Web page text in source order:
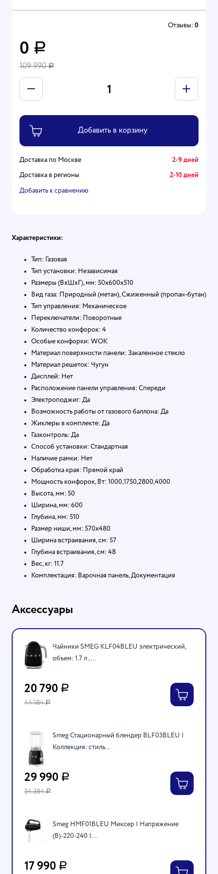
Отзывы: 0
0 Р
109 990Р
Доставка по Москве 2-9 дней
Доставка в регионы 2-10 дней
Добавить к сравнению
Характеристики:
Тип: Газовая
Тип установки: Независимая
Размеры (ВхШхГ), мм: 50х600х510
Вид газа: Природный (метан), Сжиженный (пропан-бутан)
Тип управления: Механическое
Переключатели: Поворотные
Количество конфорок: 4
Особые конфорки: WOK
Материал поверхности панели: Закаленное стекло
Материал решеток: Чугун
Дисплей: Нет
Расположение панели управления: Спереди
Электроподжиг: Да
Возможность работы от газового баллона: Да
Жиклеры в комплекте: Да
Газконтроль: Да
Способ установки: Стандартная
Наличие рамки: Нет
Обработка края: Прямой край
Мощность конфорок, Вт: 1000,1750,2800,4000
Высота, мм: 50
Ширина, мм: 600
Глубина, мм: 510
Размер ниши, мм: 570х480
Ширина встраивания, см: 57
Глубина встраивания, см: 48
Вес, кг: 11.7
Комплектация: Варочная панель, Документация
Аксессуары
Чайники SMEG KLF04BLEU электрический,
объем: 1.7 л ,...
20 790 Р
44 184Р
Smeg Стационарный блендер BLF03BLEU |
Коллекция: стиль...
29 990 Р
54 384Р
Smeg HMF01BLEU Миксер | Напряжение
(В)-220-240 |...
17 990 Р